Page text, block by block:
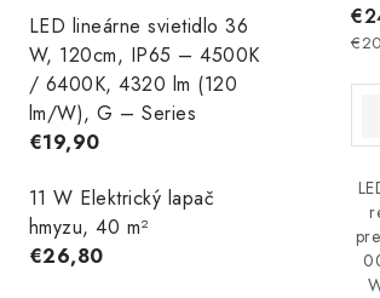
LED lineárne svietidlo 36
W, 120cm, IP65 – 4500K
/ 6400K, 4320 lm (120
lm/W), G – Series
€19,90
11 W Elektrický lapač
hmyzu, 40 m²
€26,80